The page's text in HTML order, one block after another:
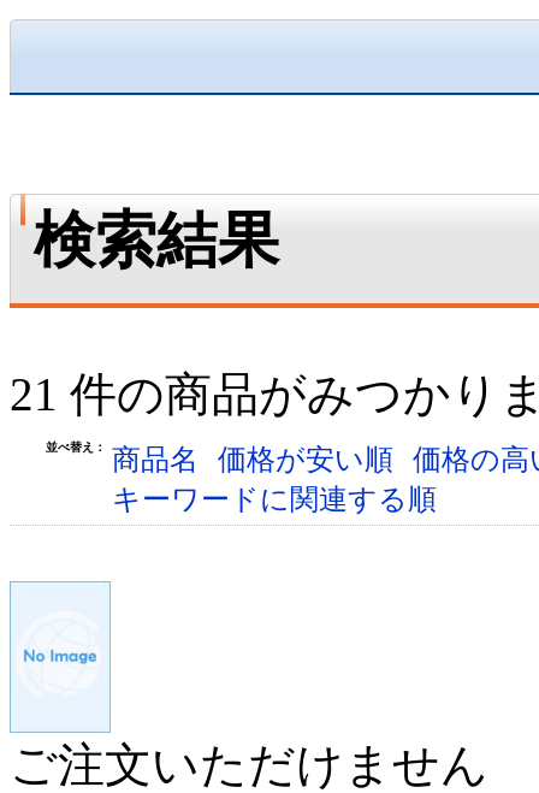
検索結果
21 件の商品がみつかり
並べ替え： 商品名 価格が安い順 価格の
キーワードに関連する順
ご注文いただけません